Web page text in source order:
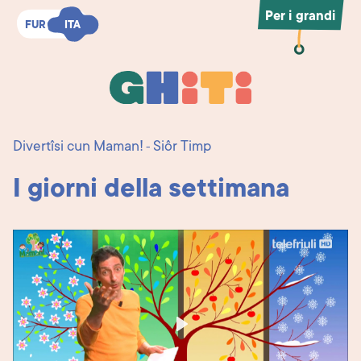
FUR ITA
FUR ITA
Ghiti
Per i grandi
Divertîsi cun Maman! - Siôr Timp
I giorni della settimana
Play